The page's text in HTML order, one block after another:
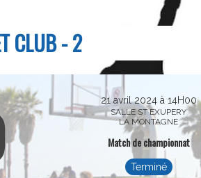
CLUB - 2
21 avril 2024 à 14H00
SALLE ST EXUPERY
LA MONTAGNE
Match de championnat
Terminé